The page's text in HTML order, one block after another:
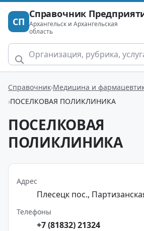
СП
Справочник
Архангельск и Архангельская
область
Справочник Медицина и
ПОСЕЛКОВАЯ ПОЛИКЛИНИКА
ПОСЕЛКОВАЯ
ПОЛИКЛИНИКА
Адрес
Плесецк пос.,
Телефоны
+7 (81832) 21324